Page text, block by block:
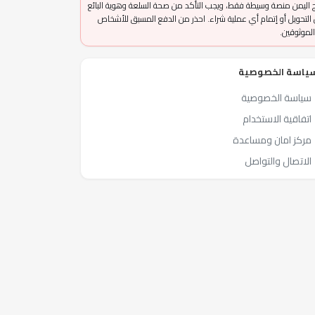
اليمن منصة وسيطة فقط، ويجب التأكد من صحة السلعة وهوية البائع
التحويل أو إتمام أي عملية شراء. احذر من الدفع المسبق للأشخاص
الخصوصية
سياسة الخصوصية
اتفاقية الاستخدام
مركز امان ومساعدة
الاتصال والتواصل